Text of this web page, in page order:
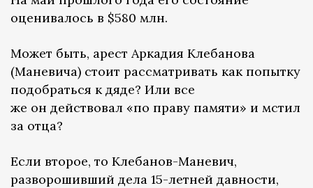
оценивалось в $580 млн.
Может быть, арест Аркадия Клебанова
(Маневича) стоит рассматривать как попытку
подобраться к дяде? Или все
же он действовал «по праву памяти» и мстил
за отца?
Если второе, то Клебанов-Маневич,
разворошивший дела 15-летней давности,